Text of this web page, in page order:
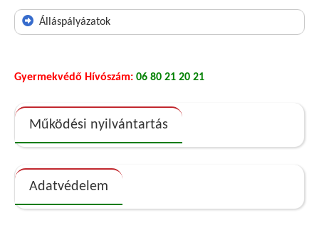
Álláspályázatok
Gyermekvédő Hívószám: 06 80 21 20 21
Működési nyilvántartás
Adatvédelem